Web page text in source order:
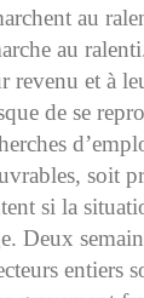
au
au
revenu et à
de se
soit
si la
Deux
entiers